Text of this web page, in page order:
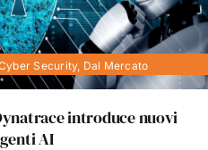
Security, Dal Mercato
introduce nuovi
AI